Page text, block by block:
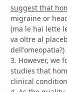
suggest that
migraine or
(ma le hai lette
va oltre al
dell'omeopatia?)
3. However, we
studies that
clinical